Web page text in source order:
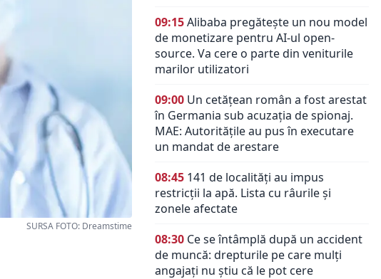
SURSA FOTO: Dreamstime
09:15Alibaba pregătește un nou model
de monetizare pentru AI-ul open-
source. Va cere o parte din veniturile
marilor utilizatori
09:00 Un cetățean român a fost arestat
în Germania sub acuzația de spionaj.
MAE: Autorităţile au pus în executare
un mandat de arestare
08:45 141 de localități au impus
restricții la apă. Lista cu râurile și
zonele afectate
08:30 Ce se întâmplă după un accident
de muncă: drepturile pe care mulți
angajați nu știu că le pot cere